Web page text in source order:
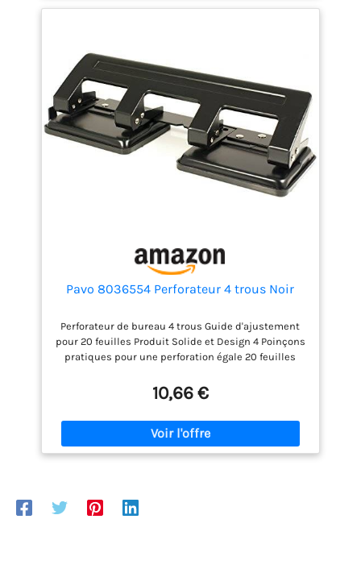
classeurs à anneaux 4 trous. PERFOREUSE 4 TROUS :
feuilles de 80g/m², 12 feuilles de 70g/m². AVEC
TRAPPE À CONFETTIS : Ne laissez aucun petit bout de
papier trainer avec la réserve à confettis, et videz la
aisément grâce à son ouverture facile. MAPED :
Depuis sa création en 1947, la société Maped appuie
son développement sur son savoir-faire industriel,
sa culture d’innovation et sa réactivité pour offrir à
ses utilisateurs des solutions toujours plus
efficaces et durables.
Pavo 8036554 Perforateur 4 trous Noir
Perforateur de bureau 4 trous Guide d'ajustement
pour 20 feuilles Produit Solide et Design 4 Poinçons
pratiques pour une perforation égale 20 feuilles
10,66 €